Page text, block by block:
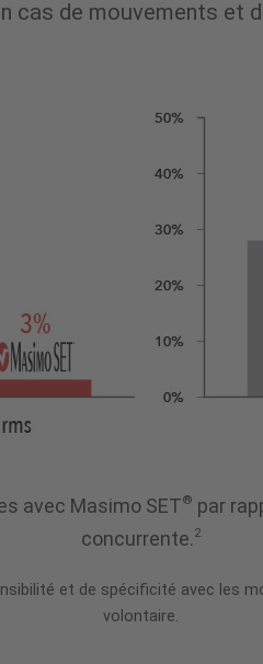
cas de mouvements et
avec Masimo SET® par
concurrente.2
et de spécificité avec les
volontaire.